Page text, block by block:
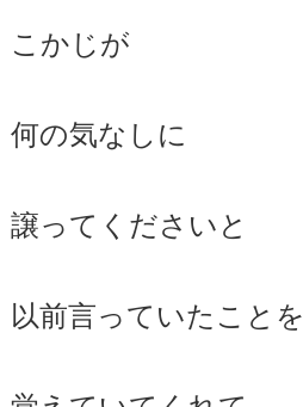
こかじが
何の気なしに
譲ってくださいと
以前言っていたことを